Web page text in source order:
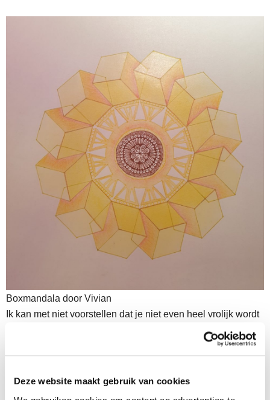
Deze website maakt gebruik van cookies
Boxmandala door Vivian
Ik kan met niet voorstellen dat je niet even heel vrolijk wordt
van deze mandala. Ik had dat wel! Dus ik mail Vivian gelijk
dolenthousiast terug met de vraag of ik de mandala mag
‘uit de oude videodoos’ waar ik mandalalovers aan wil